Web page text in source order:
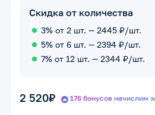
Скидка от количества
3% от 2 шт. — 2445 ₽/шт.
5% от 6 шт. — 2394 ₽/шт.
7% от 12 шт. — 2344 ₽/шт.
2 520₽ 176 бонусов начислим